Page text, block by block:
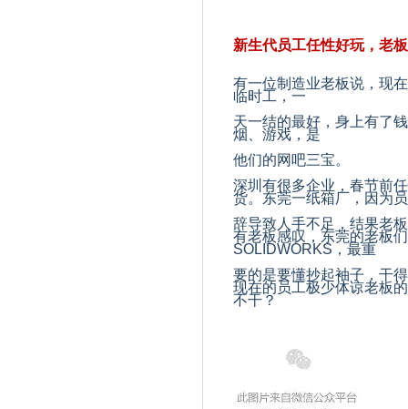
新生代员工任性好玩，老
有一位制造业老板说，现在
临时工，一
天一结的最好，身上有了
烟、游戏，是
他们的网吧三宝。
深圳有很多企业，春节前
货。东莞一纸箱厂，因为
辞导致人手不足，结果老
有老板感叹，东莞的老板
SOLIDWORKS ，最重
要的是要懂抄起袖子，干
现在的员工极少体谅老板
不干？